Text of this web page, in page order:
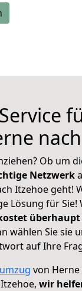
Ob um
Netzwerk
Itzehoe geht!
Lösung für Sie!
wählen Sie sie
auf Ihre
von
wir